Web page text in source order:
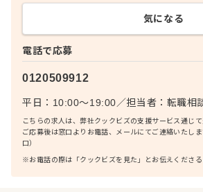
電話で応募
0120509912
平日：10:00〜19:00／担当者： 転職相
こちらの求人は、弊社クックビズの支援サービス通じて
ご応募後は窓口よりお電話、メールにてご連絡いたし
口）
※お電話の際は「クックビズを見た」とお伝えくださる
気になる